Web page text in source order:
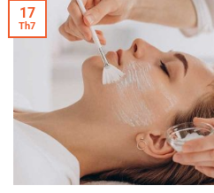
17
Th7